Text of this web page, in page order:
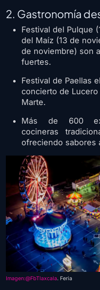
2. Gastronomía
Festival del Pulque
del Maíz (13 de
de noviembre) son
fuertes.
Festival de Paellas
concierto de
Marte.
Más de 600
cocineras
ofreciendo sabores
Imagen:@FbTlaxcala. Feria